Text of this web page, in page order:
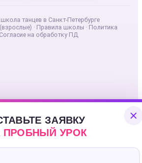
танцев в Санкт-Петербурге
· Правила школы · Политика
Согласие на обработку ПД
ЗАЯВКУ
ПРОБНЫЙ УРОК